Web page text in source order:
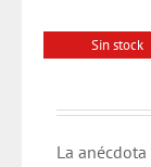
Sin stock
La